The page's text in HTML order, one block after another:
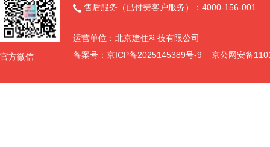
官方微信
 售后服务（已付费客户服务）：4000-156-001
运营单位：北京建住科技有限公司
备案号： 京ICP备2025145389号-9 京公网安备